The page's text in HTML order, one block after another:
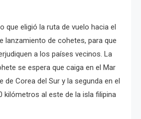
que eligió la ruta de vuelo hacia el
lanzamiento de cohetes, para que
a los países vecinos. La
se espera que caiga en el Mar
de Corea del Sur y la segunda en el
kilómetros al este de la isla filipina